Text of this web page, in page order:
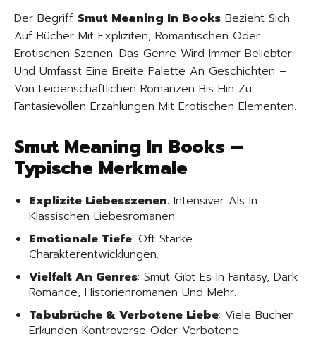
Der Begriff Smut Meaning In Books Bezieht Sich
Auf Bücher Mit Expliziten, Romantischen Oder
Erotischen Szenen. Das Genre Wird Immer Beliebter
Und Umfasst Eine Breite Palette An Geschichten –
Von Leidenschaftlichen Romanzen Bis Hin Zu
Fantasievollen Erzählungen Mit Erotischen Elementen.
Smut Meaning In Books –
Typische Merkmale
Explizite Liebesszenen: Intensiver Als In
Klassischen Liebesromanen.
Emotionale Tiefe: Oft Starke
Charakterentwicklungen.
Vielfalt An Genres: Smut Gibt Es In Fantasy, Dark
Romance, Historienromanen Und Mehr.
Tabubrüche & Verbotene Liebe: Viele Bücher
Erkunden Kontroverse Oder Verbotene